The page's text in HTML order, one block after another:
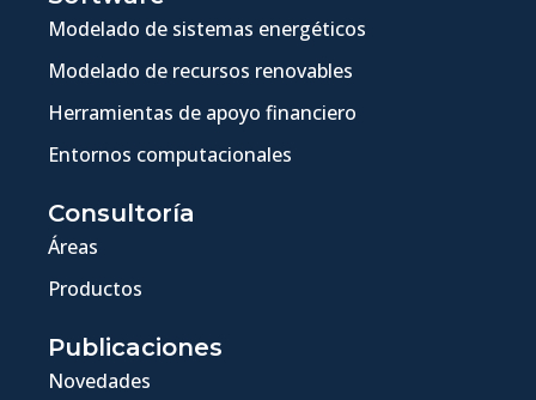
Modelado de sistemas energéticos
Modelado de recursos renovables
Herramientas de apoyo financiero
Entornos computacionales
Consultoría
Áreas
Productos
Publicaciones
Novedades